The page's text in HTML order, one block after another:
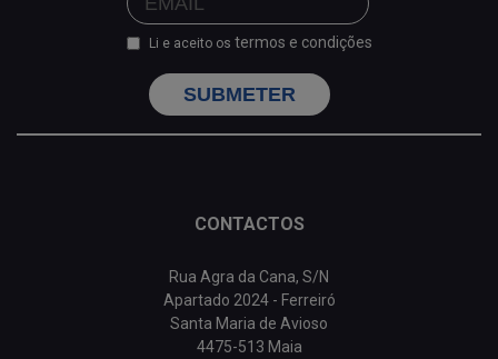
Li e aceito os termos e condições
SUBMETER
CONTACTOS
Rua Agra da Cana, S/N
Apartado 2024 - Ferreiró
Santa Maria de Avioso
4475-513 Maia